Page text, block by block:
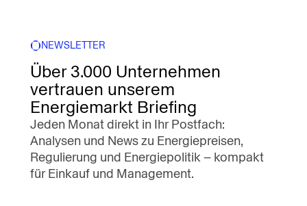
NEWSLETTER
Über 3.000 Unternehmen
vertrauen unserem
Energiemarkt Briefing
Jeden Monat direkt in Ihr Postfach:
Analysen und News zu Energiepreisen,
Regulierung und Energiepolitik – kompakt
für Einkauf und Management.